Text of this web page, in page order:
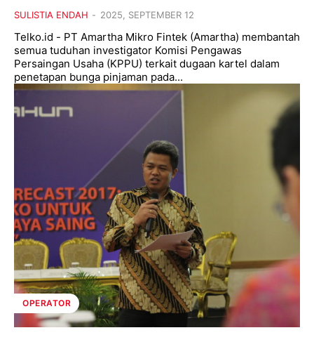
SULISTIA ENDAH - 2025, SEPTEMBER 12
Telko.id - PT Amartha Mikro Fintek (Amartha) membantah
semua tuduhan investigator Komisi Pengawas
Persaingan Usaha (KPPU) terkait dugaan kartel dalam
penetapan bunga pinjaman pada...
OPERATOR